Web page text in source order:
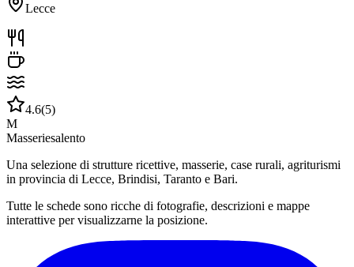
Lecce
4.6(5)
M
Masseriesalento
Una selezione di strutture ricettive, masserie, case rurali, agriturismi
in provincia di Lecce, Brindisi, Taranto e Bari.
Tutte le schede sono ricche di fotografie, descrizioni e mappe
interattive per visualizzarne la posizione.